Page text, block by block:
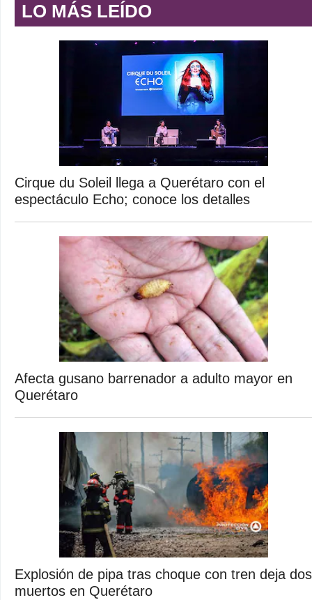
LO MÁS LEÍDO
Cirque du Soleil llega a Querétaro con el
espectáculo Echo; conoce los detalles
Afecta gusano barrenador a adulto mayor en
Querétaro
Explosión de pipa tras choque con tren deja dos
muertos en Querétaro